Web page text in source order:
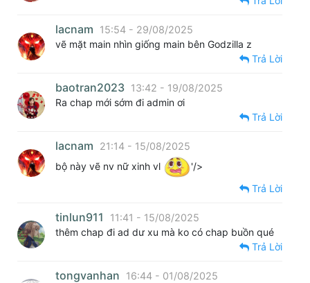
lacnam
15:54 - 29/08/2025
vẽ mặt main nhìn giống main bên Godzilla z
Trả Lời
baotran2023 13:42 - 19/08/2025
Ra chap mới sớm đi admin ơi
Trả Lời
lacnam
21:14 - 15/08/2025
bộ này vẽ nv nữ xinh vl
'/>
Trả Lời
tinlun911
11:41 - 15/08/2025
thêm chap đi ad dư xu mà ko có chap buồn qué
Trả Lời
tongvanhan
16:44 - 01/08/2025